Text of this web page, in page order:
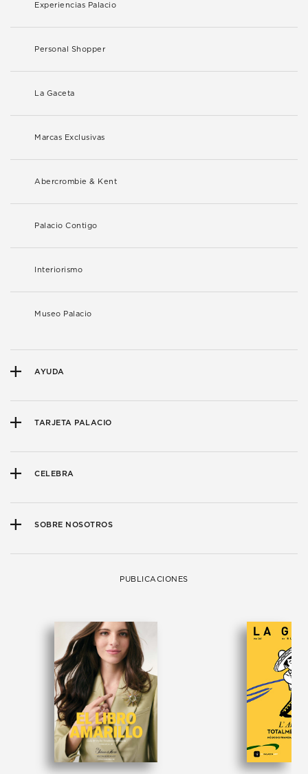
Experiencias Palacio
Personal Shopper
La Gaceta
Marcas Exclusivas
Abercrombie & Kent
Palacio Contigo
Interiorismo
Museo Palacio
AYUDA
TARJETA PALACIO
CELEBRA
SOBRE NOSOTROS
PUBLICACIONES